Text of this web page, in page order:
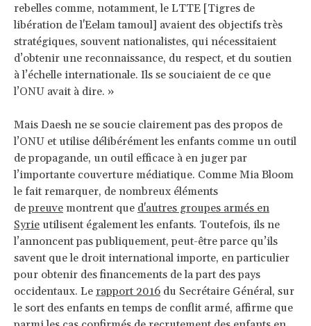
rebelles comme, notamment, le LTTE [Tigres de
libération de l'Eelam tamoul] avaient des objectifs très
stratégiques, souvent nationalistes, qui nécessitaient
d’obtenir une reconnaissance, du respect, et du soutien
à l’échelle internationale. Ils se souciaient de ce que
l’ONU avait à dire. »
Mais Daesh ne se soucie clairement pas des propos de
l’ONU et utilise délibérément les enfants comme un outil
de propagande, un outil efficace à en juger par
l’importante couverture médiatique. Comme Mia Bloom
le fait remarquer, de nombreux éléments
depreuve montrent que d'autres groupes armés en
Syrie utilisent également les enfants. Toutefois, ils ne
l’annoncent pas publiquement, peut-être parce qu’ils
savent que le droit international importe, en particulier
pour obtenir des financements de la part des pays
occidentaux. Le rapport 2016 du Secrétaire Général, sur
le sort des enfants en temps de conflit armé, affirme que